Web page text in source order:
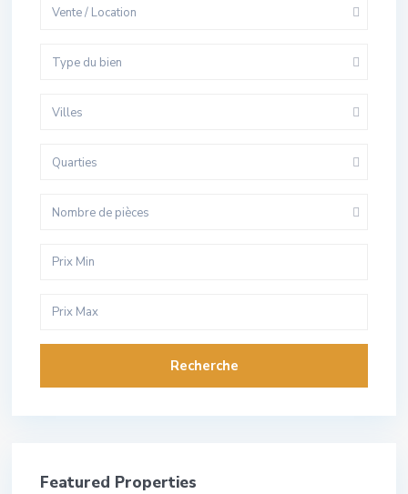
Vente / Location
Type du bien
Villes
Quarties
Nombre de pièces
Recherche
Featured Properties